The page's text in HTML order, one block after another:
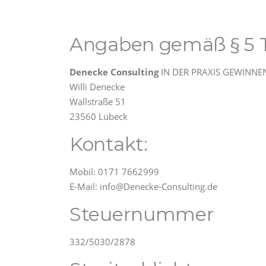
Angaben gemäß § 5
Denecke ConsultingIN DER PRAXIS
Willi Denecke
Wallstraße 51
23560 Lübeck
Kontakt:
Mobil: 0171 7662999
E-Mail: info@Denecke-Consulting.de
Steuernummer
332/5030/2878